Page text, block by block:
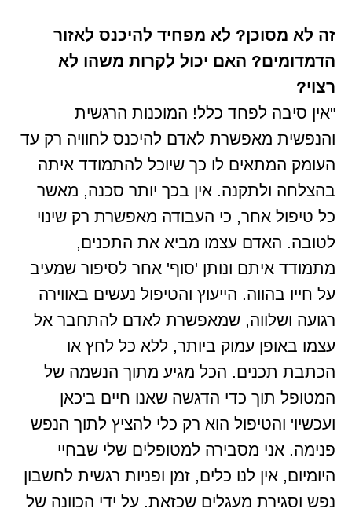
זה לא מסוכן? לא מפחיד להיכנס לאזור
הדמדומים? האם יכול לקרות משהו לא
רצוי?
"אין סיבה לפחד כלל! המוכנות הרגשית
והנפשית מאפשרת לאדם להיכנס לחוויה רק עד
העומק המתאים לו כך שיוכל להתמודד איתה
בהצלחה ולתקנה. אין בכך יותר סכנה, מאשר
כל טיפול אחר, כי העבודה מאפשרת רק שינוי
לטובה. האדם עצמו מביא את התכנים,
מתמודד איתם ונותן 'סוף' אחר לסיפור שמעיב
על חייו בהווה. הייעוץ והטיפול נעשים באווירה
רגועה ושלווה, שמאפשרת לאדם להתחבר אל
עצמו באופן עמוק ביותר, ללא כל לחץ או
הכתבת תכנים. הכל מגיע מתוך הנשמה של
המטופל תוך כדי הדגשה שאנו חיים ב'כאן
ועכשיו' והטיפול הוא רק כלי להציץ לתוך הנפש
פנימה. אני מסבירה למטופלים שלי שבחיי
היומיום, אין לנו כלים, זמן ופניות רגשית לחשבון
נפש וסגירת מעגלים שכזאת. על ידי הכוונה של